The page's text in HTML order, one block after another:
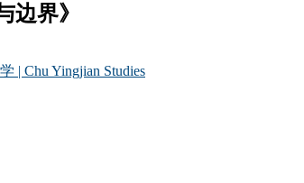
边界》
| Chu Yingjian Studies